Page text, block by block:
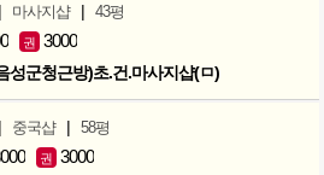
| 마사지샵 | 43평
권 3000
성군청근방)초.건.마사지샵(ㅁ)
| 중국샵 | 58평
권 3000